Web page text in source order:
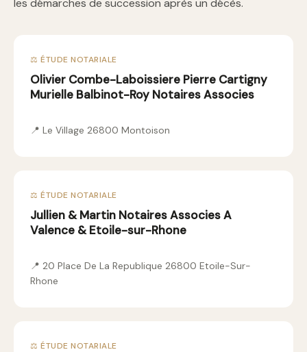
les démarches de succession après un décès.
⚖️ ÉTUDE NOTARIALE
Olivier Combe-Laboissiere Pierre Cartigny
Murielle Balbinot-Roy Notaires Associes
📍 Le Village 26800 Montoison
⚖️ ÉTUDE NOTARIALE
Jullien & Martin Notaires Associes A
Valence & Etoile-sur-Rhone
📍 20 Place De La Republique 26800 Etoile-Sur-
Rhone
⚖️ ÉTUDE NOTARIALE